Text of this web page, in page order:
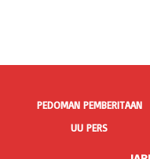
PEDOMAN PEMBERITAAN
UU PERS